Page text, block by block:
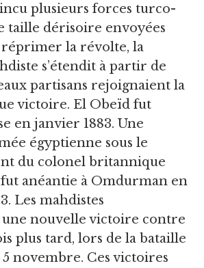
plusieurs forces turco-
taille dérisoire envoyées
réprimer la révolte, la
s’étendit à partir de
partisans rejoignaient la
victoire. El Obeïd fut
en janvier 1883. Une
égyptienne sous le
du colonel britannique
anéantie à Omdurman en
Les mahdistes
nouvelle victoire contre
plus tard, lors de la bataille
5 novembre. Ces victoires